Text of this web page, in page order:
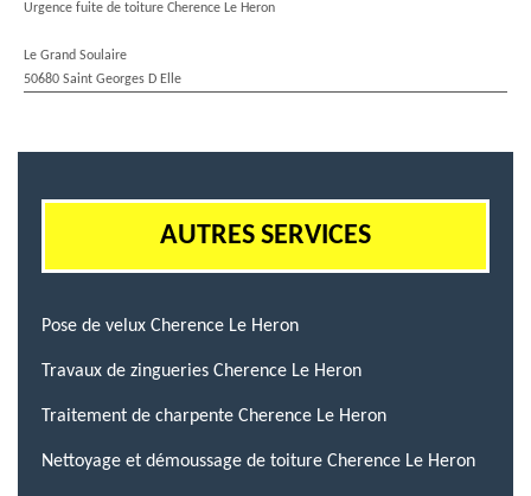
Urgence fuite de toiture Cherence Le Heron
Le Grand Soulaire
50680 Saint Georges D Elle
AUTRES SERVICES
Pose de velux Cherence Le Heron
Travaux de zingueries Cherence Le Heron
Traitement de charpente Cherence Le Heron
Nettoyage et démoussage de toiture Cherence Le Heron